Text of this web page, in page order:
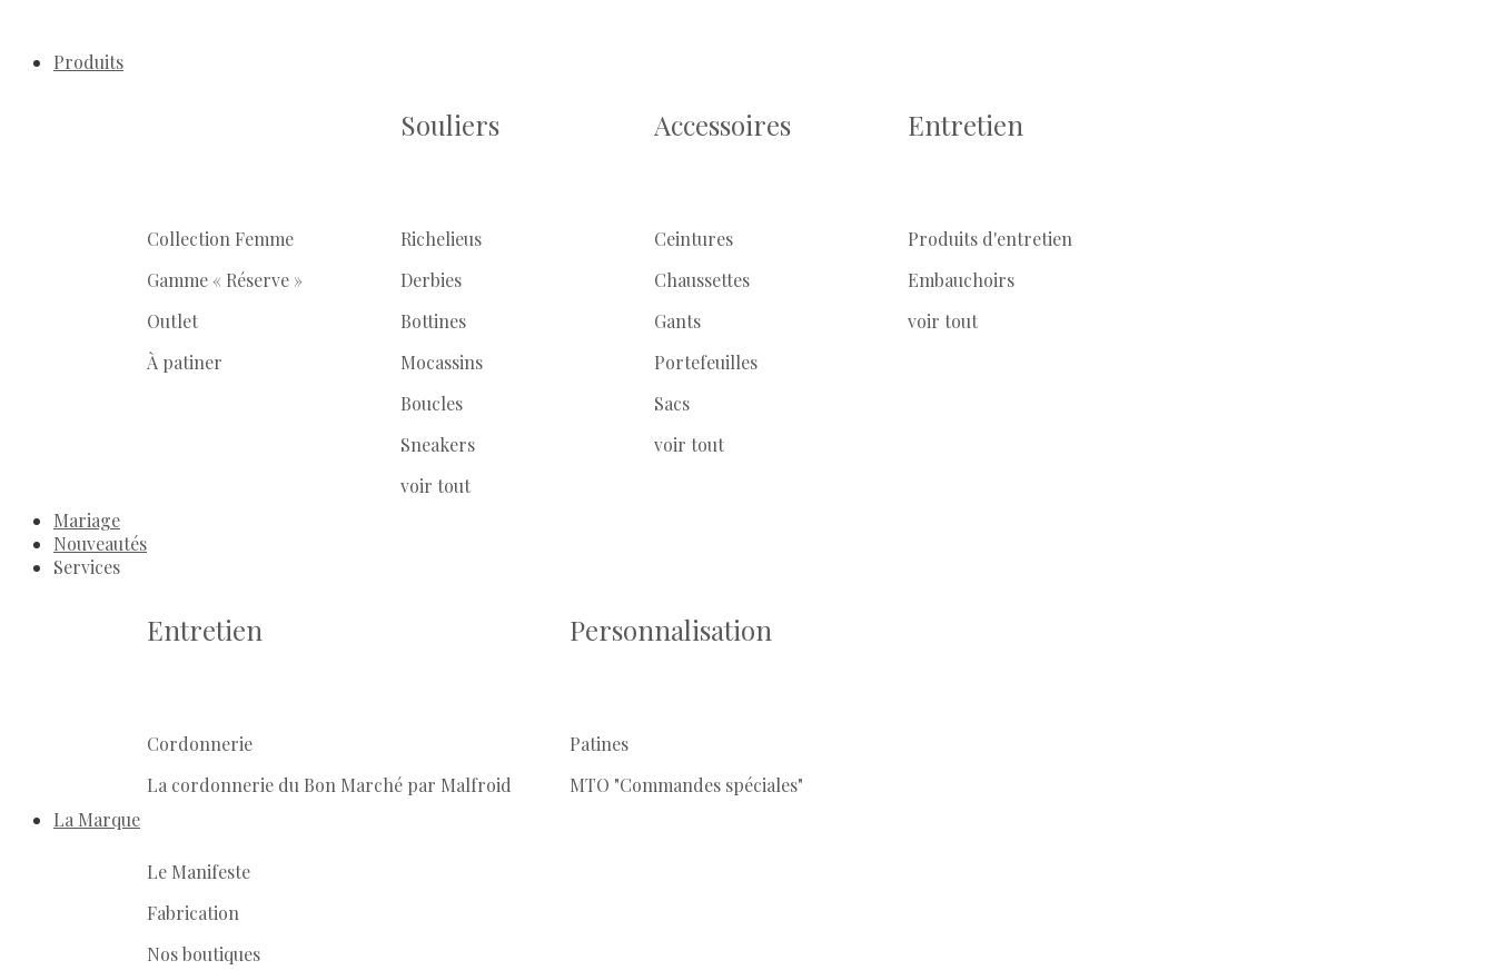
Produits
Souliers Accessoires Entretien
Collection Femme
Gamme « Réserve »
Outlet
À patiner
Richelieus
Derbies
Bottines
Mocassins
Boucles
Sneakers
voir tout
Ceintures
Chaussettes
Gants
Portefeuilles
Sacs
voir tout
Produits d'entretien
Embauchoirs
voir tout
Mariage
Nouveautés
Services
Entretien Personnalisation
Cordonnerie
La cordonnerie du Bon Marché par Malfroid
Patines
MTO "Commandes spéciales"
La Marque
Le Manifeste
Fabrication
Nos boutiques